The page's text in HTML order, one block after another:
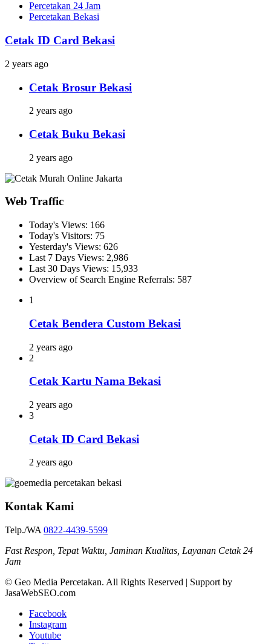
Percetakan 24 Jam
Percetakan Bekasi
Cetak ID Card Bekasi
2 years ago
Cetak Brosur Bekasi
2 years ago
Cetak Buku Bekasi
2 years ago
Web Traffic
Today's Views: 166
Today's Visitors: 75
Yesterday's Views: 626
Last 7 Days Views: 2,986
Last 30 Days Views: 15,933
Overview of Search Engine Referrals: 587
1
Cetak Bendera Custom Bekasi
2 years ago
2
Cetak Kartu Nama Bekasi
2 years ago
3
Cetak ID Card Bekasi
2 years ago
Kontak Kami
Telp./WA 0822-4439-5599
Fast Respon, Tepat Waktu, Jaminan Kualitas, Layanan Cetak 24
Jam
© Geo Media Percetakan. All Rights Reserved | Support by
JasaWebSEO.com
Facebook
Instagram
Youtube